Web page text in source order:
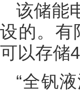
该储能
设的。有
可以存储
“全钒